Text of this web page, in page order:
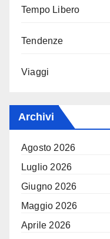
Tempo Libero
Tendenze
Viaggi
Archivi
Agosto 2026
Luglio 2026
Giugno 2026
Maggio 2026
Aprile 2026